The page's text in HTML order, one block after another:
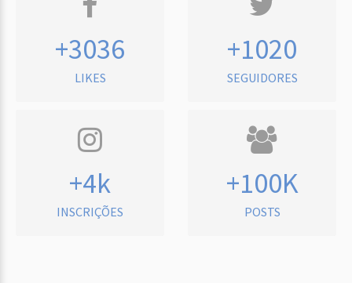
+3036
LIKES
+1020
SEGUIDORES
+4k
INSCRIÇÕES
+100K
POSTS